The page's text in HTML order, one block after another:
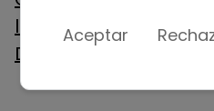
la web de la AEFT
Descargar la nota de
Aceptar